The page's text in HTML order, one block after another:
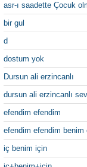
asr-ı saadette Çocuk
bir gul
d
dostum yok
Dursun ali erzincanlı
dursun ali erzincanlı
efendim efendim
efendim efendim benim
iç benim için